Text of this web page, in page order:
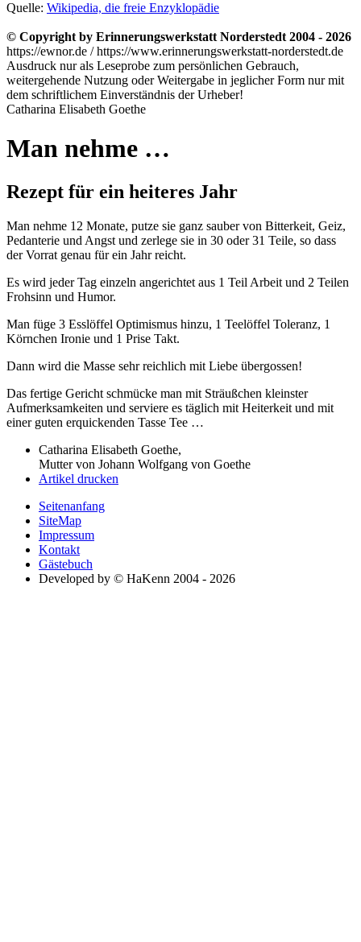
Quelle: Wikipedia, die freie Enzyklopädie
© Copyright by Erinnerungswerkstatt Norderstedt 2004 - 2026
https://ewnor.de / https://www.erinnerungswerkstatt-norderstedt.de
Ausdruck nur als Leseprobe zum persönlichen Gebrauch,
weitergehende Nutzung oder Weitergabe in jeglicher Form nur mit
dem schriftlichem Einverständnis der Urheber!
Catharina Elisabeth Goethe
Man nehme …
Rezept für ein heiteres Jahr
Man nehme 12 Monate, putze sie ganz sauber von Bitterkeit, Geiz,
Pedanterie und Angst und zerlege sie in 30 oder 31 Teile, so dass
der Vorrat genau für ein Jahr reicht.
Es wird jeder Tag einzeln angerichtet aus 1 Teil Arbeit und 2 Teilen
Frohsinn und Humor.
Man füge 3 Esslöffel Optimismus hinzu, 1 Teelöffel Toleranz, 1
Körnchen Ironie und 1 Prise Takt.
Dann wird die Masse sehr reichlich mit Liebe übergossen!
Das fertige Gericht schmücke man mit Sträußchen kleinster
Aufmerksamkeiten und serviere es täglich mit Heiterkeit und mit
einer guten erquickenden Tasse Tee …
Catharina Elisabeth Goethe,
Mutter von Johann Wolfgang von Goethe
Artikel drucken
Seitenanfang
SiteMap
Impressum
Kontakt
Gästebuch
Developed by © HaKenn 2004 - 2026